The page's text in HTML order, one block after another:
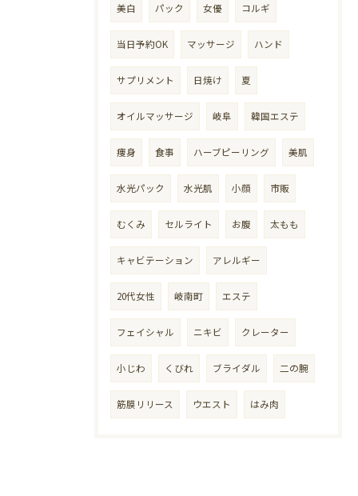
美白 パック 女優 コルギ
当日予約OK マッサージ ハンド
サプリメント 日焼け 夏
オイルマッサージ 岐阜 韓国エステ
痩身 食事 ハーブピーリング 美肌
水光パック 水光肌 小顔 市販
むくみ セルライト お腹 太もも
キャビテーション アレルギー
20代女性 岐南町 エステ
フェイシャル ニキビ クレーター
小じわ くびれ ブライダル 二の腕
筋膜リリース ウエスト はみ肉